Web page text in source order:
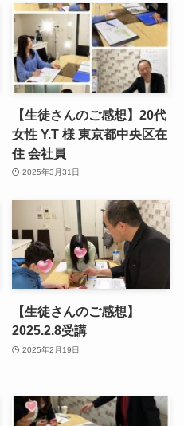
【生徒さんのご感想】20代
女性 Y.T 様 東京都中央区在
住 会社員
2025年3月31日
【生徒さんのご感想】
2025.2.8受講
2025年2月19日